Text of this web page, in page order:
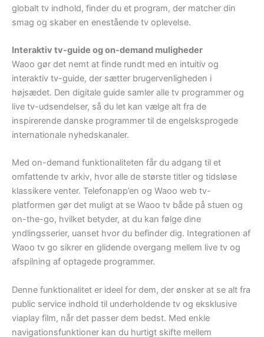
globalt tv indhold, finder du et program, der matcher din
smag og skaber en enestående tv oplevelse.
Interaktiv tv-guide og on-demand muligheder
Waoo gør det nemt at finde rundt med en intuitiv og
interaktiv tv-guide, der sætter brugervenligheden i
højsædet. Den digitale guide samler alle tv programmer og
live tv-udsendelser, så du let kan vælge alt fra de
inspirerende danske programmer til de engelsksprogede
internationale nyhedskanaler.
Med on-demand funktionaliteten får du adgang til et
omfattende tv arkiv, hvor alle de største titler og tidsløse
klassikere venter. Telefonapp’en og Waoo web tv-
platformen gør det muligt at se Waoo tv både på stuen og
on-the-go, hvilket betyder, at du kan følge dine
yndlingsserier, uanset hvor du befinder dig. Integrationen af
Waoo tv go sikrer en glidende overgang mellem live tv og
afspilning af optagede programmer.
Denne funktionalitet er ideel for dem, der ønsker at se alt fra
public service indhold til underholdende tv og eksklusive
viaplay film, når det passer dem bedst. Med enkle
navigationsfunktioner kan du hurtigt skifte mellem